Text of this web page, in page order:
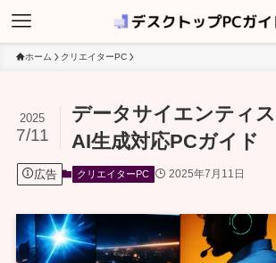
ホーム クリエイターPC
データサイエンティ
AI生成対応PCガイド
2025
7/11
広告 クリエイターPC 2025年7月11日